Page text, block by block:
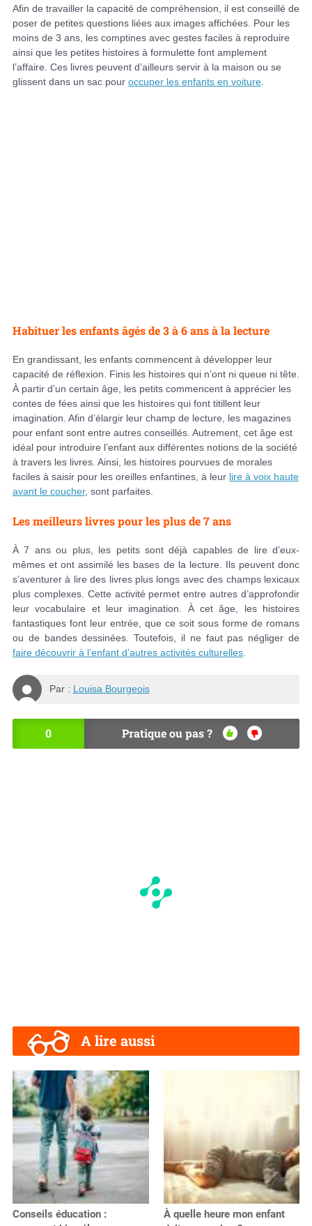
Afin de travailler la capacité de compréhension, il est conseillé de
poser de petites questions liées aux images affichées. Pour les
moins de 3 ans, les comptines avec gestes faciles à reproduire
ainsi que les petites histoires à formulette font amplement
l’affaire. Ces livres peuvent d’ailleurs servir à la maison ou se
glissent dans un sac pour occuper les enfants en voiture
Habituer les enfants âgés de 3 à 6 ans à la lecture
En grandissant, les enfants commencent à développer leur
capacité de réflexion. Finis les histoires qui n’ont ni queue ni tête.
À partir d’un certain âge, les petits commencent à apprécier les
contes de fées ainsi que les histoires qui font titillent leur
imagination. Afin d’élargir leur champ de lecture, les magazines
pour enfant sont entre autres conseillés. Autrement, cet âge est
idéal pour introduire l’enfant aux différentes notions de la société
à travers les livres. Ainsi, les histoires pourvues de morales
faciles à saisir pour les oreilles enfantines, à leur lire à voix haute
avant le coucher, sont parfaites.
Les meilleurs livres pour les plus de 7 ans
À 7 ans ou plus, les petits sont déjà capables de lire d’eux-
mêmes et ont assimilé les bases de la lecture. Ils peuvent donc
s’aventurer à lire des livres plus longs avec des champs lexicaux
plus complexes. Cette activité permet entre autres d’approfondir
leur vocabulaire et leur imagination. À cet âge, les histoires
fantastiques font leur entrée, que ce soit sous forme de romans
ou de bandes dessinées. Toutefois, il ne faut pas négliger de
faire découvrir à l’enfant d’autres activités culturelles
Par : Louisa Bourgeois
0 Pratique ou pas ?
OU
NO
A lire aussi
Conseils éducation :
À quelle heure mon enfant